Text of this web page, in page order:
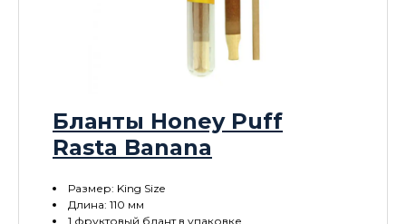
Бланты Honey Puff
Rasta Banana
Размер: King Size
Длина: 110 мм
1 фруктовый блант в упаковке